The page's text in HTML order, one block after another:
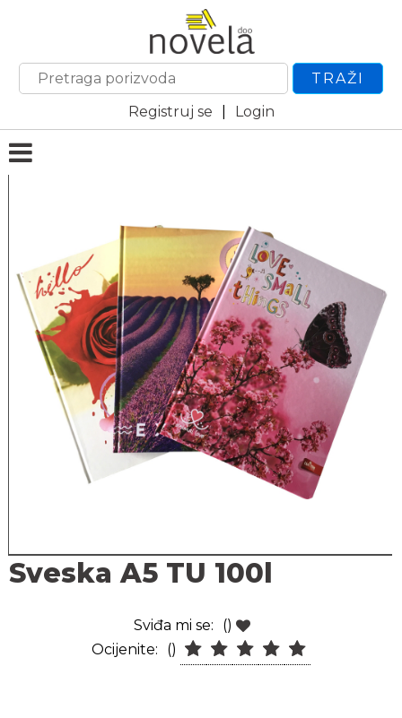
TRAŽI
Registruj se
Login
Sveska A5 TU 100l
Sviđa mi se:
()
Ocijenite:
()